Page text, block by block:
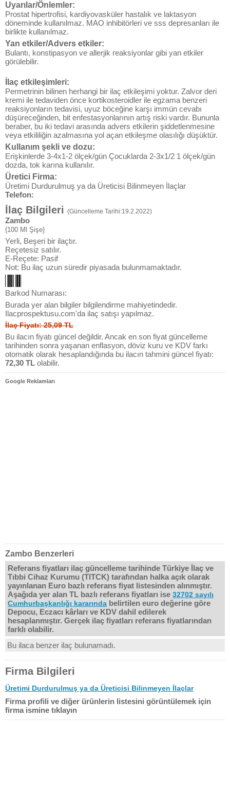
Uyarılar/Önlemler:
Prostat hipertrofisi, kardiyovasküler hastalık ve laktasyon
döneminde kullanılmaz. MAO inhibitörleri ve sss depresanları ile
birlikte kullanılmaz.
Yan etkiler/Advers etkiler:
Bulantı, konstipasyon ve allerjik reaksiyonlar gibi yan etkiler
görülebilir.
İlaç etkileşimleri:
Permetrinin bilinen herhangi bir ilaç etkileşimi yoktur. Zalvor deri
kremi ile tedaviden önce kortikosteroidler ile egzama benzeri
reaksiyonların tedavisi, uyuz böceğine karşı immün cevabı
düşüreceğinden, bit enfestasyonlarının artış riski vardır. Bununla
beraber, bu iki tedavi arasında advers etkilerin şiddetlenmesine
veya etkililiğin azalmasına yol açan etkileşme olasılığı düşüktür.
Kullanım şekli ve dozu:
Erişkinlerde 3-4x1-2 ölçek/gün Çocuklarda 2-3x1/2 1 ölçek/gün
dozda, tok karına kullanılır.
Üretici Firma:
Üretimi Durdurulmuş ya da Üreticisi Bilinmeyen İlaçlar
Telefon:
İlaç Bilgileri (Güncelleme Tarihi:19.2.2022)
Zambo
{100 Ml Şişe}
Yerli, Beşeri bir ilaçtır.
Reçetesiz satılır.
E-Reçete: Pasif
Not: Bu ilaç uzun süredir piyasada bulunmamaktadır.
Barkod Numarası:
Burada yer alan bilgiler bilgilendirme mahiyetindedir.
Ilacprospektusu.com'da ilaç satışı yapılmaz.
İlaç Fiyatı: 25,09 TL
Bu ilacın fiyatı güncel değildir. Ancak en son fiyat güncelleme
tarihinden sonra yaşanan enflasyon, döviz kuru ve KDV farkı
otomatik olarak hesaplandığında bu ilacın tahmini güncel fiyatı:
72,30 TL olabilir.
Google Reklamları
Zambo Benzerleri
Referans fiyatları ilaç güncelleme tarihinde Türkiye İlaç ve
Tıbbi Cihaz Kurumu (TITCK) tarafından halka açık olarak
yayınlanan Euro bazlı referans fiyat listesinden alınmıştır.
Aşağıda yer alan TL bazlı referans fiyatları ise 32702 sayılı
Cumhurbaşkanlığı kararında belirtilen euro değerine göre
Depocu, Eczacı kârları ve KDV dahil edilerek
hesaplanmıştır. Gerçek ilaç fiyatları referans fiyatlarından
farklı olabilir.
Bu ilaca benzer ilaç bulunamadı.
Firma Bilgileri
Üretimi Durdurulmuş ya da Üreticisi Bilinmeyen İlaçlar
Firma profili ve diğer ürünlerin listesini görüntülemek için
firma ismine tıklayın